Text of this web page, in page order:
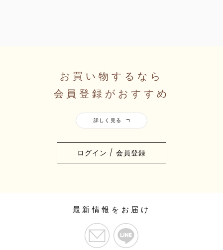
お買い物するなら
会員登録がおすすめ
ログイン / 会員登録
最新情報をお届け